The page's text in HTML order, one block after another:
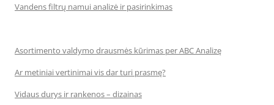
Vandens filtrų namui analizė ir pasirinkimas
Asortimento valdymo drausmės kūrimas per ABC Analizę
Ar metiniai vertinimai vis dar turi prasmę?
Vidaus durys ir rankenos – dizainas